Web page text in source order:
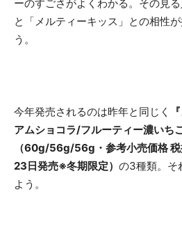
ーのすごさがよくわかる。その見
と「メルティーキッス」との相性
う。
今年発売されるのは昨年と同じく
アムショコラ/フルーティー濃いち
（60g/56g/56g・参考小売価格
23日発売※冬期限定） の3種類。そ
よう。